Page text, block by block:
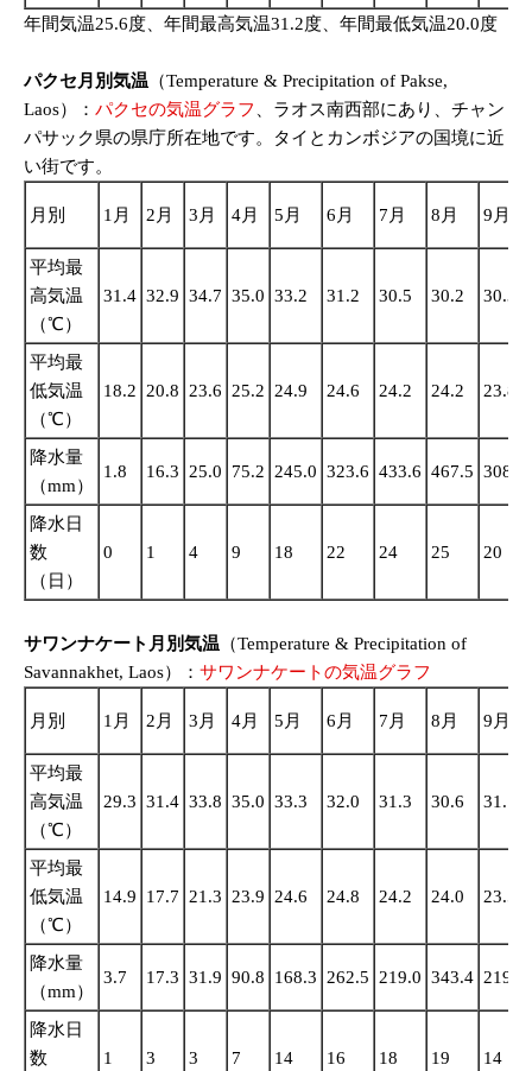
年間気温25.6度、年間最高気温31.2度、年間最低気温20.0度
パクセ月別気温 （Temperature & Precipitation of Pakse,
Laos）： パクセの気温グラフ
、ラオス南西部にあり、チャン
パサック県の県庁所在地です。タイとカンボジアの国境に近
い街です。
月別 1月 2月 3月 4月 5月 6月 7月 8月 9月
平均最
高気温
（℃）
31.4 32.9 34.7 35.0 33.2 31.2 30.5 30.2 30.3
平均最
低気温
（℃）
18.2 20.8 23.6 25.2 24.9 24.6 24.2 24.2 23.8
降水量
（mm）
1.8 16.3 25.0 75.2 245.0 323.6 433.6 467.5 308.7
降水日
数
（日）
0 1 4 9 18 22 24 25 20
サワンナケート月別気温 （Temperature & Precipitation of
Savannakhet, Laos）： サワンナケートの気温グラフ
月別 1月 2月 3月 4月 5月 6月 7月 8月 9月
平均最
高気温
（℃）
29.3 31.4 33.8 35.0 33.3 32.0 31.3 30.6 31.1
平均最
低気温
（℃）
14.9 17.7 21.3 23.9 24.6 24.8 24.2 24.0 23.5
降水量
（mm）
3.7 17.3 31.9 90.8 168.3 262.5 219.0 343.4 219.0
降水日
数
1 3 3 7 14 16 18 19 14